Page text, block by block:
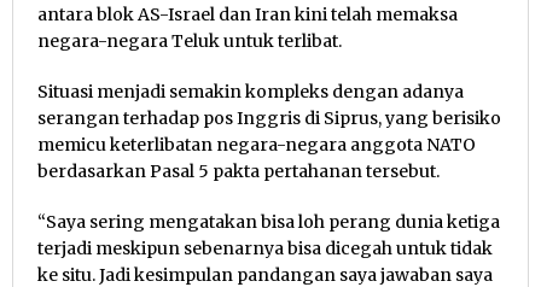
antara blok AS-Israel dan Iran kini telah memaksa
negara-negara Teluk untuk terlibat.
Situasi menjadi semakin kompleks dengan adanya
serangan terhadap pos Inggris di Siprus, yang berisiko
memicu keterlibatan negara-negara anggota NATO
berdasarkan Pasal 5 pakta pertahanan tersebut.
“Saya sering mengatakan bisa loh perang dunia ketiga
terjadi meskipun sebenarnya bisa dicegah untuk tidak
ke situ. Jadi kesimpulan pandangan saya jawaban saya